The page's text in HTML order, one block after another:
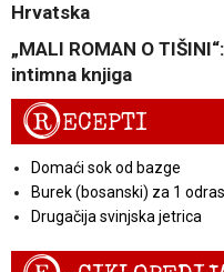
Hrvatska
„MALI ROMAN O
intimna knjiga
RECEPTI
Domaći sok od bazge
Burek (bosanski) za 1
Drugačija svinjska jetrica